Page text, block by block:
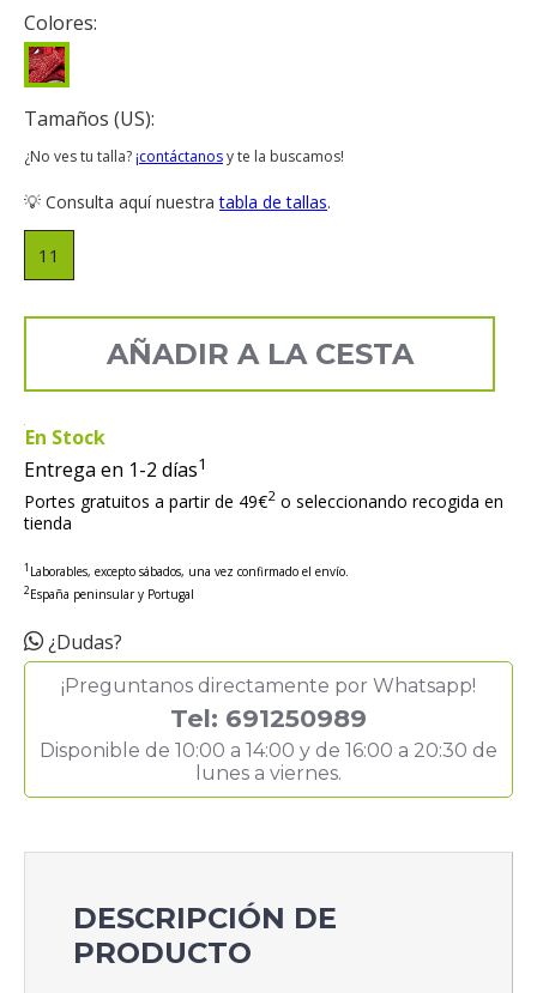
Colores:
Tamaños (US):
¿No ves tu talla?¡contáctanosy te la buscamos!
💡 Consulta aquí nuestratabla de tallas.
11
AÑADIR A LA CESTA
En Stock
Entrega en 1-2 días1
Portes gratuitos a partir de 49€2 o seleccionando recogida en
tienda
1 Laborables, excepto sábados, una vez confirmado el envío.
2España peninsular y Portugal
¿Dudas?
¡Preguntanos directamente por Whatsapp!
Tel: 691250989
Disponible de 10:00 a 14:00 y de 16:00 a 20:30 de
lunes a viernes.
DESCRIPCIÓN DE
PRODUCTO